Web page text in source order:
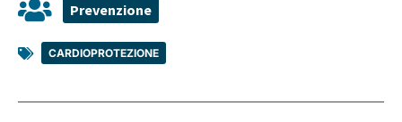
Prevenzione
CARDIOPROTEZIONE